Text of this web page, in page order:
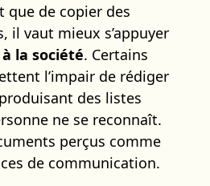
que de copier des
il vaut mieux s’appuyer
à la société. Certains
l’impair de rédiger
des listes
ne se reconnaît.
perçus comme
de communication.